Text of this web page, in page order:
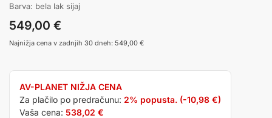
Barva: bela lak sijaj
549,00 €
Najnižja cena v zadnjih 30 dneh: 549,00 €
AV-PLANET NIŽJA CENA
Za plačilo po predračunu: 2% popusta. (-10,98 €)
Vaša cena: 538,02 €